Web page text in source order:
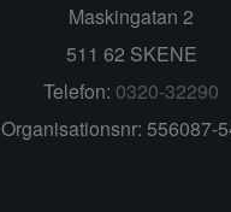
Maskingatan 2
511 62 SKENE
Telefon: 0320-32290
Organisationsnr: 556087-